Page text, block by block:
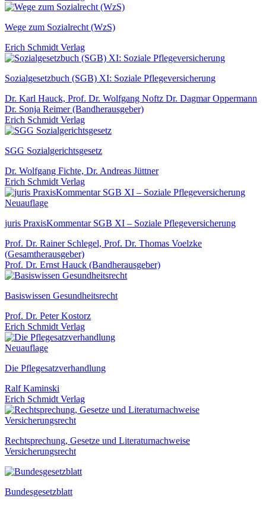
Wege zum Sozialrecht (WzS)
Erich Schmidt Verlag
Sozialgesetzbuch (SGB) XI: Soziale Pflegeversicherung
Dr. Karl Hauck, Prof. Dr. Wolfgang Noftz Dr. Dagmar Oppermann
Dr. Sonja Reimer (Bandherausgeber)
Erich Schmidt Verlag
SGG Sozialgerichtsgesetz
Dr. Wolfgang Fichte, Dr. Andreas Jüttner
Erich Schmidt Verlag
Neuauflage
juris PraxisKommentar SGB XI – Soziale Pflegeversicherung
Prof. Dr. Rainer Schlegel, Prof. Dr. Thomas Voelzke
(Gesamtherausgeber)
Prof. Dr. Ernst Hauck (Bandherausgeber)
Basiswissen Gesundheitsrecht
Prof. Dr. Peter Kostorz
Erich Schmidt Verlag
Neuauflage
Die Pflegesatzverhandlung
Ralf Kaminski
Erich Schmidt Verlag
Rechtsprechung, Gesetze und Literaturnachweise
Versicherungsrecht
Bundesgesetzblatt